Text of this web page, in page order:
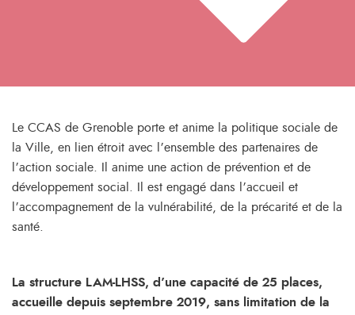
Le CCAS de Grenoble porte et anime la politique sociale de
la Ville, en lien étroit avec l’ensemble des partenaires de
l’action sociale. Il anime une action de prévention et de
développement social. Il est engagé dans l’accueil et
l’accompagnement de la vulnérabilité, de la précarité et de la
santé.
La structure LAM-LHSS, d’une capacité de 25 places,
accueille depuis septembre 2019, sans limitation de la